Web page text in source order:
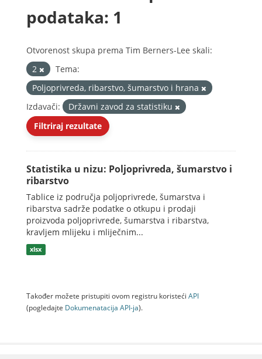
podataka: 1
Otvorenost skupa prema Tim Berners-Lee skali:
2
Tema:
Poljoprivreda, ribarstvo, šumarstvo i hrana
Izdavači:
Državni zavod za statistiku
Filtriraj rezultate
Statistika u nizu: Poljoprivreda, šumarstvo i
ribarstvo
Tablice iz područja poljoprivrede, šumarstva i
ribarstva sadrže podatke o otkupu i prodaji
proizvoda poljoprivrede, šumarstva i ribarstva,
kravljem mlijeku i mliječnim...
xlsx
Također možete pristupiti ovom registru koristeći API
(pogledajte Dokumenаtаcijа API-jа).